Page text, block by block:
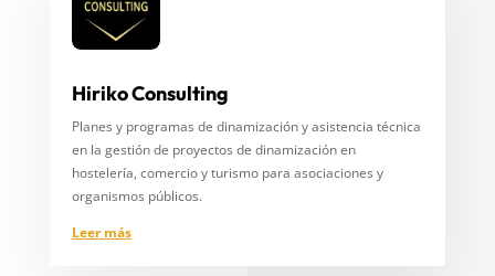
Hiriko Consulting
Planes y programas de dinamización y asistencia técnica
en la gestión de proyectos de dinamización en
hostelería, comercio y turismo para asociaciones y
organismos públicos.
Leer más